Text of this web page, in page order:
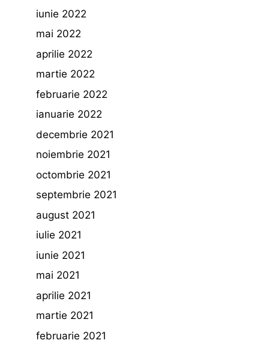
iunie 2022
mai 2022
aprilie 2022
martie 2022
februarie 2022
ianuarie 2022
decembrie 2021
noiembrie 2021
octombrie 2021
septembrie 2021
august 2021
iulie 2021
iunie 2021
mai 2021
aprilie 2021
martie 2021
februarie 2021